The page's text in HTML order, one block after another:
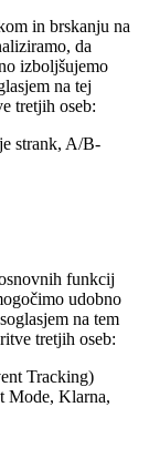
in brskanju na
da
izboljšujemo
na tej
tretjih oseb:
strank, A/B-
funkcij
udobno
na tem
tretjih oseb:
Tracking)
Mode, Klarna,